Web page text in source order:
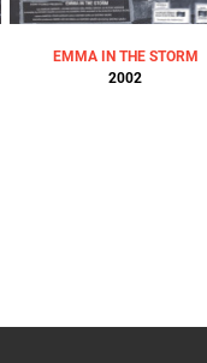
EMMA IN THE STORM
2002